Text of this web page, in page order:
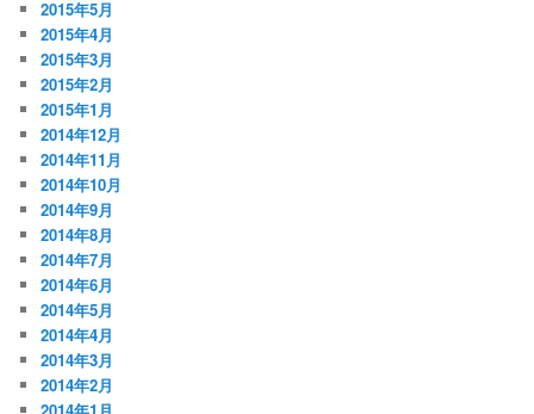
2015年5月
2015年4月
2015年3月
2015年2月
2015年1月
2014年12月
2014年11月
2014年10月
2014年9月
2014年8月
2014年7月
2014年6月
2014年5月
2014年4月
2014年3月
2014年2月
2014年1月